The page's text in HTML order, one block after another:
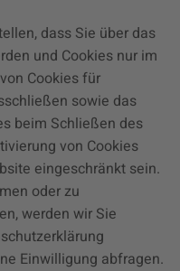
dass Sie über das
und Cookies nur im
Cookies für
sowie das
beim Schließen des
von Cookies
eingeschränkt sein.
oder zu
werden wir Sie
Einwilligung abfragen.